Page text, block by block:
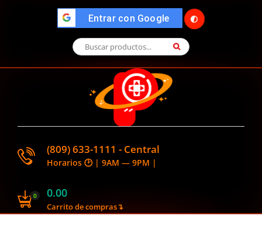
Entrar con Google 🌓
(809) 633-1111 - Central
Horarios 🕑 | 9AM — 9PM |
0 0.00
Carrito de compras↴